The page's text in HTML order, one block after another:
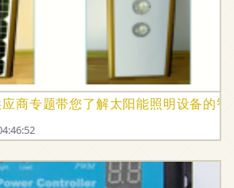
商专题带您了解太阳能照明设备的智